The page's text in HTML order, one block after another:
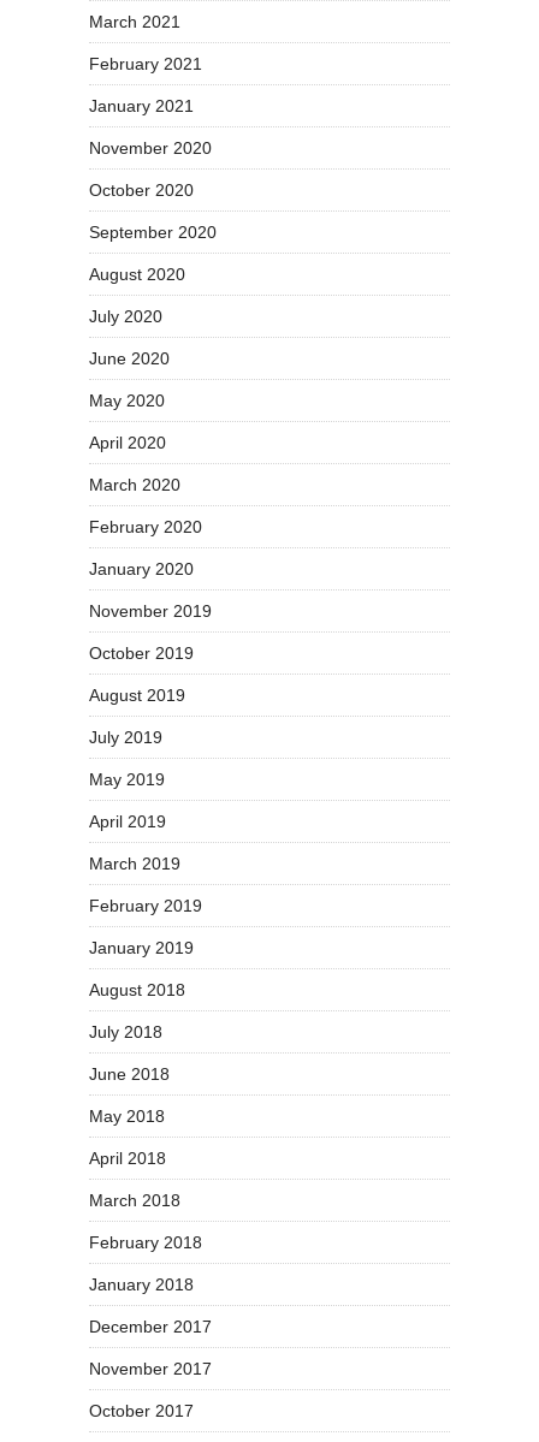
March 2021
February 2021
January 2021
November 2020
October 2020
September 2020
August 2020
July 2020
June 2020
May 2020
April 2020
March 2020
February 2020
January 2020
November 2019
October 2019
August 2019
July 2019
May 2019
April 2019
March 2019
February 2019
January 2019
August 2018
July 2018
June 2018
May 2018
April 2018
March 2018
February 2018
January 2018
December 2017
November 2017
October 2017